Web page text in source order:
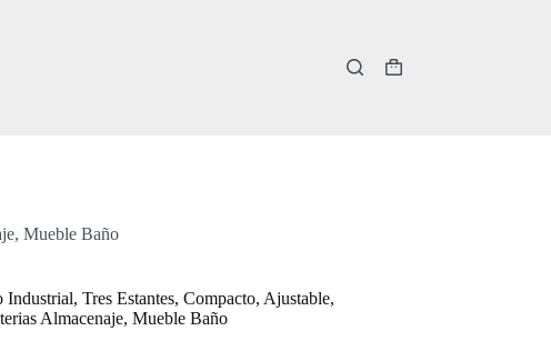
Carro
Mueble Baño
Tres Estantes, Compacto, Ajustable,
Almacenaje, Mueble Baño